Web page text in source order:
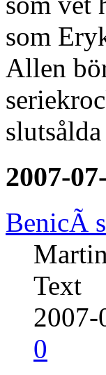
som
Allen
2007-
BenicÃ
Text
2007-
0